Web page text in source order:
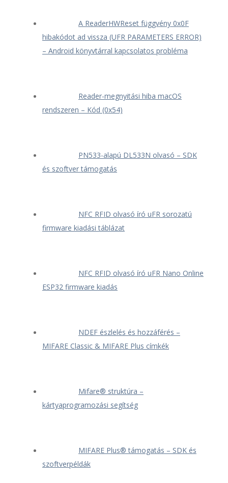
A ReaderHWReset függvény 0x0F
hibakódot ad vissza (UFR PARAMETERS ERROR)
– Android könyvtárral kapcsolatos probléma
Reader-megnyitási hiba macOS
rendszeren – Kód (0x54)
PN533-alapú DL533N olvasó – SDK
és szoftver támogatás
NFC RFID olvasó író uFR sorozatú
firmware kiadási táblázat
NFC RFID olvasó író uFR Nano Online
ESP32 firmware kiadás
NDEF észlelés és hozzáférés –
MIFARE Classic & MIFARE Plus címkék
Mifare® struktúra –
kártyaprogramozási segítség
MIFARE Plus® támogatás – SDK és
szoftverpéldák